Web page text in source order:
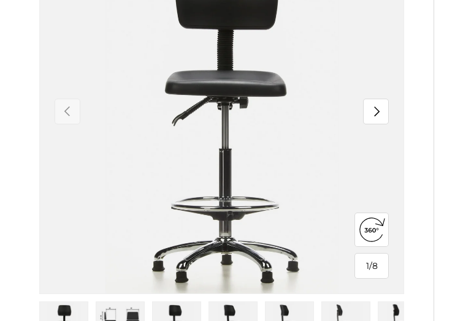
Forrige
1/
af
8
Næste
Åbn 360°-visning